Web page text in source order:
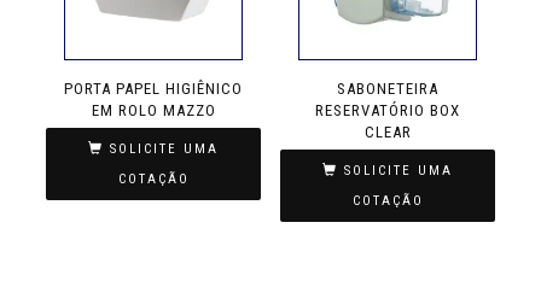
PORTA PAPEL HIGIÊNICO
EM ROLO MAZZO
SOLICITE UMA
COTAÇÃO
SABONETEIRA
RESERVATÓRIO BOX
CLEAR
SOLICITE UMA
COTAÇÃO